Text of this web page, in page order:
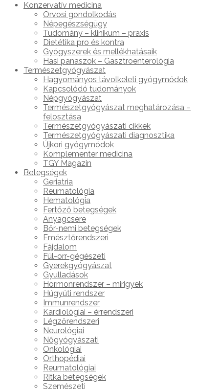
Konzervatív medicina
Orvosi gondolkodás
Népegészségügy
Tudomány – klinikum – praxis
Dietétika pro és kontra
Gyógyszerek és mellékhatásaik
Hasi panaszok – Gasztroenterológia
Természetgyógyászat
Hagyományos távolkeleti gyógymódok
Kapcsolódó tudományok
Népgyógyászat
Természetgyógyászat meghatározása –
felosztása
Természetgyógyászati cikkek
Természetgyógyászati diagnosztika
Újkori gyógymódok
Komplementer medicina
TGY Magazin
Betegségek
Geriatria
Reumatológia
Hematológia
Fertőző betegségek
Anyagcsere
Bőr-nemi betegségek
Emésztőrendszeri
Fájdalom
Fül-orr-gégészeti
Gyerekgyógyászat
Gyulladások
Hormonrendszer – mirigyek
Húgyúti rendszer
Immunrendszer
Kardiológiai – érrendszeri
Légzőrendszeri
Neurológiai
Nőgyógyászati
Onkológiai
Orthopédiai
Reumatológiai
Ritka betegségek
Szemészeti